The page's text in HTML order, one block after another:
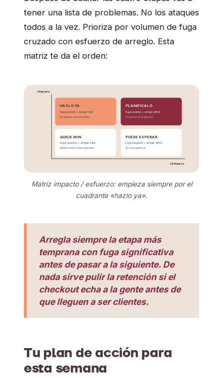
tener una lista de problemas. No los ataques
todos a la vez. Prioriza por volumen de fuga
cruzado con esfuerzo de arreglo. Esta
matriz te da el orden:
+ Impacto
+ Esfuerzo
HAZLO YA
Fuga grande + arreglo fácil
Ej.: mostrar el envío antes
PLANIFÍCALO
Fuga grande + arreglo difícil
Proyecto, no lo aplaces
QUICK WIN
Fuga pequeña + arreglo fácil
Relleno entre tareas grandes
PUEDE ESPERAR
Fuga pequeña + arreglo difícil
No es tu palanca
Matriz impacto / esfuerzo: empieza siempre por el
cuadrante «hazlo ya».
Arregla siempre la etapa más
temprana con fuga significativa
antes de pasar a la siguiente. De
nada sirve pulir la retención si el
checkout echa a la gente antes de
que lleguen a ser clientes.
Tu plan de acción para
esta semana